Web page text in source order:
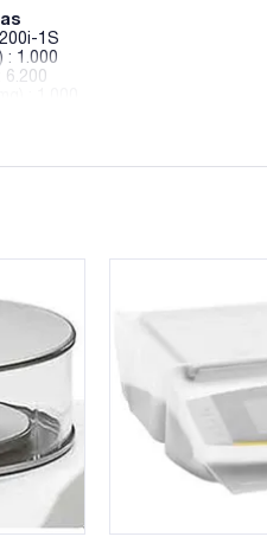
1S
: 1.000
6.200
(s) : <=0,9
x Al x Pr (mm) : 219x317x94
táctil
ajuste y calibración
de tiempo sin
incluidas: RS232 de 9 pin y USB-
comunicación directa con
principal mediante
de la carcasa para la más alta
integradas de serie entre ellas
el pesaje de control
alfanuméricas como
Calibración interna e ISOCAL
Calibración Externa
o con aprobación de